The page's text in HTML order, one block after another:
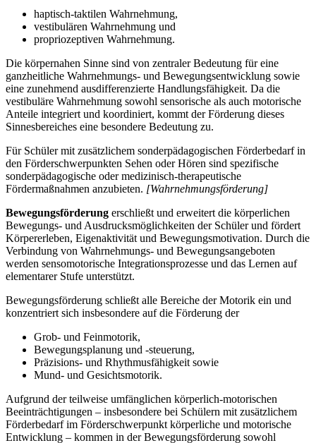
haptisch-taktilen Wahrnehmung,
vestibulären Wahrnehmung und
propriozeptiven Wahrnehmung.
Die körpernahen Sinne sind von zentraler Bedeutung für eine
ganzheitliche Wahrnehmungs- und Bewegungsentwicklung sowie
eine zunehmend ausdifferenzierte Handlungsfähigkeit. Da die
vestibuläre Wahrnehmung sowohl sensorische als auch motorische
Anteile integriert und koordiniert, kommt der Förderung dieses
Sinnesbereiches eine besondere Bedeutung zu.
Für Schüler mit zusätzlichem sonderpädagogischen Förderbedarf in
den Förderschwerpunkten Sehen oder Hören sind spezifische
sonderpädagogische oder medizinisch-therapeutische
Fördermaßnahmen anzubieten. [Wahrnehmungsförderung]
Bewegungsförderung erschließt und erweitert die körperlichen
Bewegungs- und Ausdrucksmöglichkeiten der Schüler und fördert
Körpererleben, Eigenaktivität und Bewegungsmotivation. Durch die
Verbindung von Wahrnehmungs- und Bewegungsangeboten
werden sensomotorische Integrationsprozesse und das Lernen auf
elementarer Stufe unterstützt.
Bewegungsförderung schließt alle Bereiche der Motorik ein und
konzentriert sich insbesondere auf die Förderung der
Grob- und Feinmotorik,
Bewegungsplanung und -steuerung,
Präzisions- und Rhythmusfähigkeit sowie
Mund- und Gesichtsmotorik.
Aufgrund der teilweise umfänglichen körperlich-motorischen
Beeinträchtigungen – insbesondere bei Schülern mit zusätzlichem
Förderbedarf im Förderschwerpunkt körperliche und motorische
Entwicklung – kommen in der Bewegungsförderung sowohl